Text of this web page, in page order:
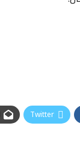
Twitter